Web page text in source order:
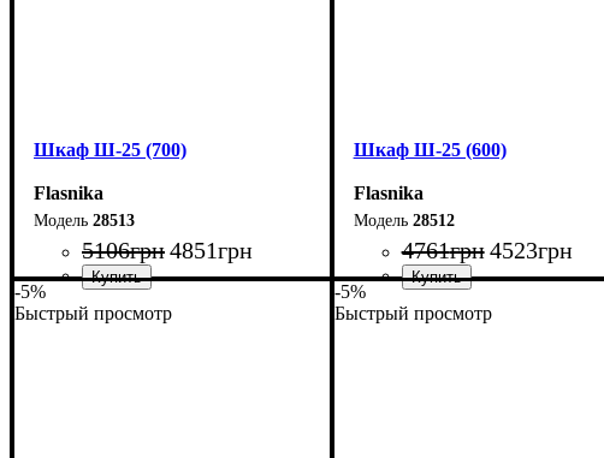
Шкаф Ш-25 (700)
Flasnika
28513
5106грн4851грн
Шкаф Ш-25 (600)
Flasnika
28512
4761грн 4523грн
-5%
Быстрый просмотр
-5%
Быстрый просмотр